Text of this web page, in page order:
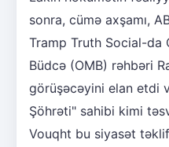
sonra, cümə axşamı,
Tramp Truth Social-da
Büdcə (OMB) rəhbəri
görüşəcəyini elan etdi
Şöhrəti" sahibi kimi
Vouqht bu siyasət